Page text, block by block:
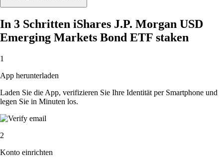
In 3 Schritten iShares J.P. Morgan USD
Emerging Markets Bond ETF staken
1
App herunterladen
Laden Sie die App, verifizieren Sie Ihre Identität per Smartphone und
legen Sie in Minuten los.
2
Konto einrichten